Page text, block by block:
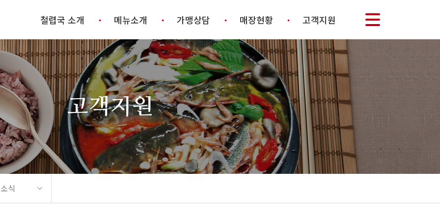
철렵국 소개 메뉴소개 가맹상담 매장현황 고객지원
고객지원
식